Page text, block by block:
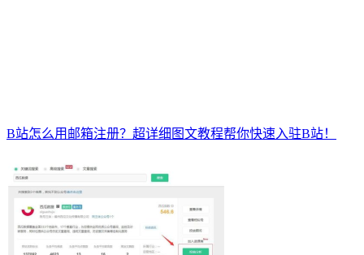
B站怎么用邮箱注册？超详细图文教程帮你快速入驻B站！